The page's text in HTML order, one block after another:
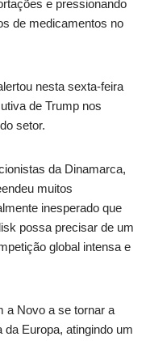
e pressionando
de medicamentos no
nesta sexta-feira
de Trump nos
setor.
da Dinamarca,
muitos
inesperado que
possa precisar de um
global intensa e
a Novo a se tornar a
Europa, atingindo um